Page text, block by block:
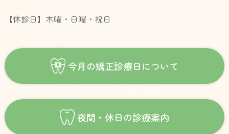
【休診日】木曜・日曜・祝日
今月の矯正診療日について
夜間・休日の診療案内